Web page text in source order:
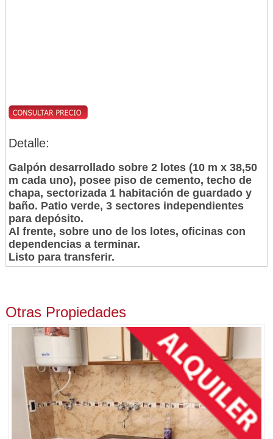
Detalle:
Galpón desarrollado sobre 2 lotes (10 m x 38,50
m cada uno), posee piso de cemento, techo de
chapa, sectorizada 1 habitación de guardado y
baño. Patio verde, 3 sectores independientes
para depósito.
Al frente, sobre uno de los lotes, oficinas con
dependencias a terminar.
Listo para transferir.
Otras Propiedades